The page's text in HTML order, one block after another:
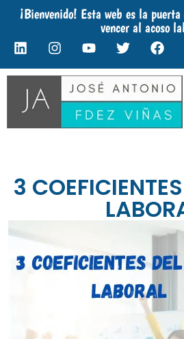
¡Bienvenido! Esta web es la
vencer al acoso
3